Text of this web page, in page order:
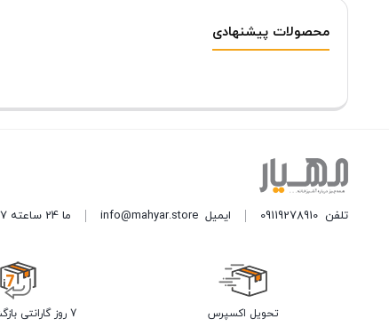
محصولات پیشنهادی
تلفن09119278910 ایمیلinfo@mahyar.store ما 24 ساعته 7 روز هفته پاسخگوی شما هستیم.
تحویل اکسپرس 7 روز گارانتی بازگشت وجه